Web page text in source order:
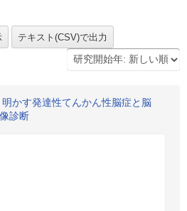
かす発達性てんかん性脳症と脳
診断